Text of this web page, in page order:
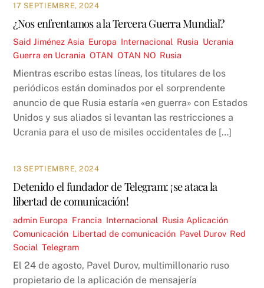
17 SEPTIEMBRE, 2024
¿Nos enfrentamos a la Tercera Guerra Mundial?
Said Jiménez Asia Europa Internacional Rusia Ucrania
Guerra en Ucrania ,OTAN ,OTAN NO Rusia
Mientras escribo estas líneas, los titulares de los
periódicos están dominados por el sorprendente
anuncio de que Rusia estaría «en guerra» con Estados
Unidos y sus aliados si levantan las restricciones a
Ucrania para el uso de misiles occidentales de […]
13 SEPTIEMBRE, 2024
Detenido el fundador de Telegram: ¡se ataca la
libertad de comunicación!
admin Europa Francia Internacional Rusia Aplicación
Comunicación Libertad de comunicación Pavel Durov, Red
Social ,Telegram
El 24 de agosto, Pavel Durov, multimillonario ruso
propietario de la aplicación de mensajería